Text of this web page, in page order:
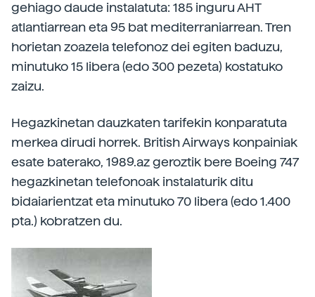
gehiago daude instalatuta: 185 inguru AHT
atlantiarrean eta 95 bat mediterraniarrean. Tren
horietan zoazela telefonoz dei egiten baduzu,
minutuko 15 libera (edo 300 pezeta) kostatuko
zaizu.
Hegazkinetan dauzkaten tarifekin konparatuta
merkea dirudi horrek. British Airways konpainiak
esate baterako, 1989.az geroztik bere Boeing 747
hegazkinetan telefonoak instalaturik ditu
bidaiarientzat eta minutuko 70 libera (edo 1.400
pta.) kobratzen du.